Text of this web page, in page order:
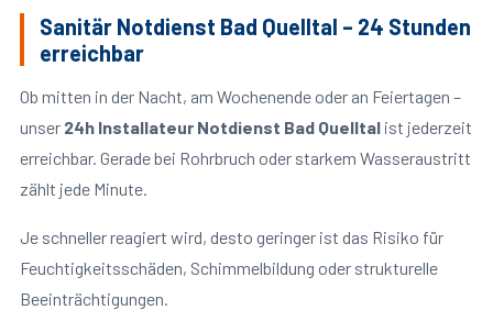
Sanitär Notdienst Bad Quelltal – 24 Stunden
erreichbar
Ob mitten in der Nacht, am Wochenende oder an Feiertagen –
unser 24h Installateur Notdienst Bad Quelltalist jederzeit
erreichbar. Gerade bei Rohrbruch oder starkem Wasseraustritt
zählt jede Minute.
Je schneller reagiert wird, desto geringer ist das Risiko für
Feuchtigkeitsschäden, Schimmelbildung oder strukturelle
Beeinträchtigungen.